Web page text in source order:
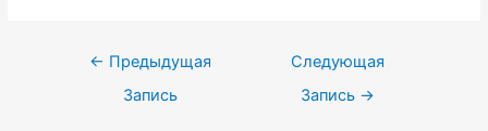
Навигация
← Предыдущая
Запись
Следующая
Запись →